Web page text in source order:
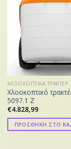
ΧΛΟΟΚΟΠΤΙΚΑ ΤΡΑΚΤΕΡ
Χλοοκοπτικό
5097.1 Z
€4.828,99
ΠΡΟΣΘΗΚΗ ΣΤΟ